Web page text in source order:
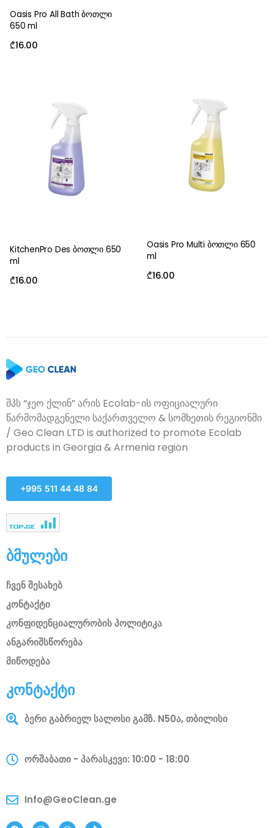
Oasis Pro All Bath ბოთლი
650 ml
₾16.00
KitchenPro Des ბოთლი 650
ml
₾16.00
Oasis Pro Multi ბოთლი 650
ml
₾16.00
შპს “ჯეო ქლინ” არის Ecolab-ის ოფიციალური
წარმომადგენელი საქართველო & სომხეთის რეგიონში
/ Geo Clean LTD is authorized to promote Ecolab
products in Georgia & Armenia region
+995 511 44 48 84
ბმულები
ჩვენ შესახებ
კონტაქტი
კონფიდენციალურობის პოლიტიკა
ანგარიშსწორება
მიწოდება
კონტაქტი
ბერი გაბრიელ სალოსი გამზ. N50ა, თბილისი
ორშაბათი - პარასკევი: 10:00 - 18:00
Info@GeoClean.ge